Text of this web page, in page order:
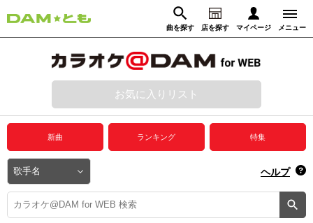
曲を探す 店を探す マイページ メニュー
動画からさがす 録音からさがす
ログイン
プレミアムサービス
DAM★とも動画
DAM★とも録音
お気に入りリスト
新曲 ランキング 特集
ヘルプ